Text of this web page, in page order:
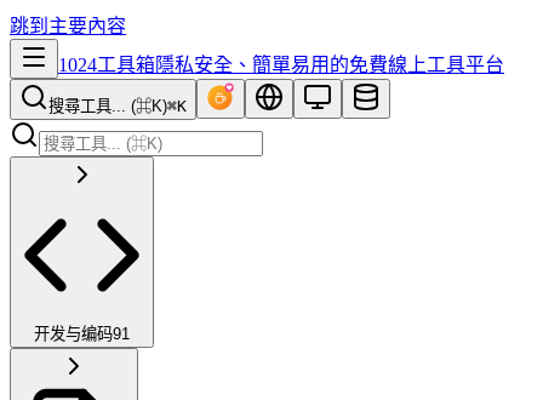
跳到主要內容
1024工具箱隱私安全、簡單易用的免費線上工具平台
搜尋工具... (⌘K)⌘K
开发与编码91